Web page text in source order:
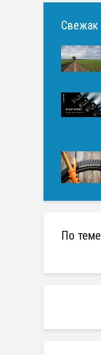
Свежак
По теме